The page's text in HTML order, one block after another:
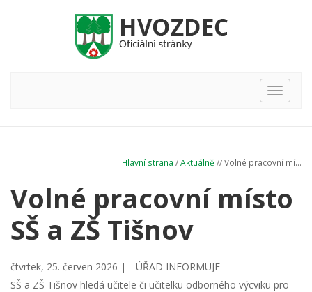
Hlavní
nabídka
Hlavní strana /Aktuálně // Volné pracovní mí...
Volné pracovní místo
SŠ a ZŠ Tišnov
čtvrtek, 25. červen 2026 |
ÚŘAD INFORMUJE
SŠ a ZŠ Tišnov hledá učitele či učitelku odborného výcviku pro